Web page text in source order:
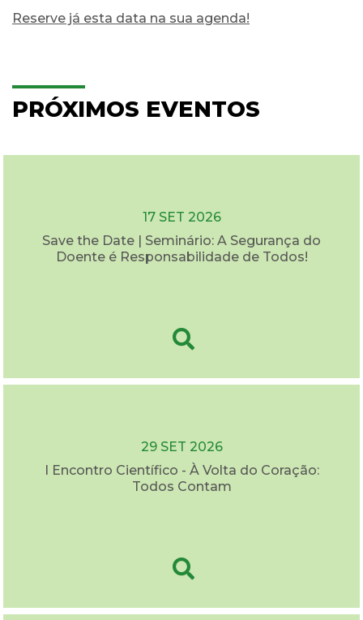
Reserve já esta data na sua agenda!
PRÓXIMOS EVENTOS
17 SET 2026
Save the Date | Seminário: A Segurança do
Doente é Responsabilidade de Todos!
29 SET 2026
I Encontro Científico - À Volta do Coração:
Todos Contam